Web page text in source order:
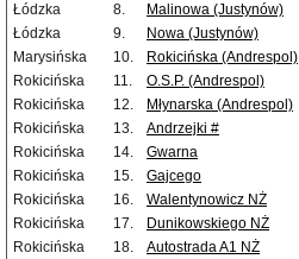
Łódzka
8.
Malinowa (Justynów)
Łódzka
9.
Nowa (Justynów)
Marysińska
10.
Rokicińska (Andrespol)
Rokicińska
11. O.S.P. (Andrespol)
Rokicińska
12. Młynarska (Andrespol)
Rokicińska
13. Andrzejki #
Rokicińska
14. Gwarna
Rokicińska
15. Gajcego
Rokicińska
16. Walentynowicz NŻ
Rokicińska
17. Dunikowskiego NŻ
Rokicińska
18. Autostrada A1 NŻ